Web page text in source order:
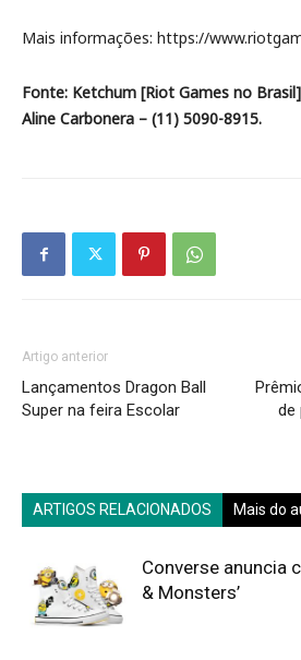
Mais informações: https://
Fonte: Ketchum [Riot Games no
Aline Carbonera – (11) 5090-8915.
Artigo anterior
Lançamentos Dragon Ball
Super na feira Escolar
de
ARTIGOS RELACIONADOS Mais do
Converse anuncia
& Monsters’